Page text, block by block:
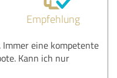
Empfehlung
eine kompetente
Kann ich nur